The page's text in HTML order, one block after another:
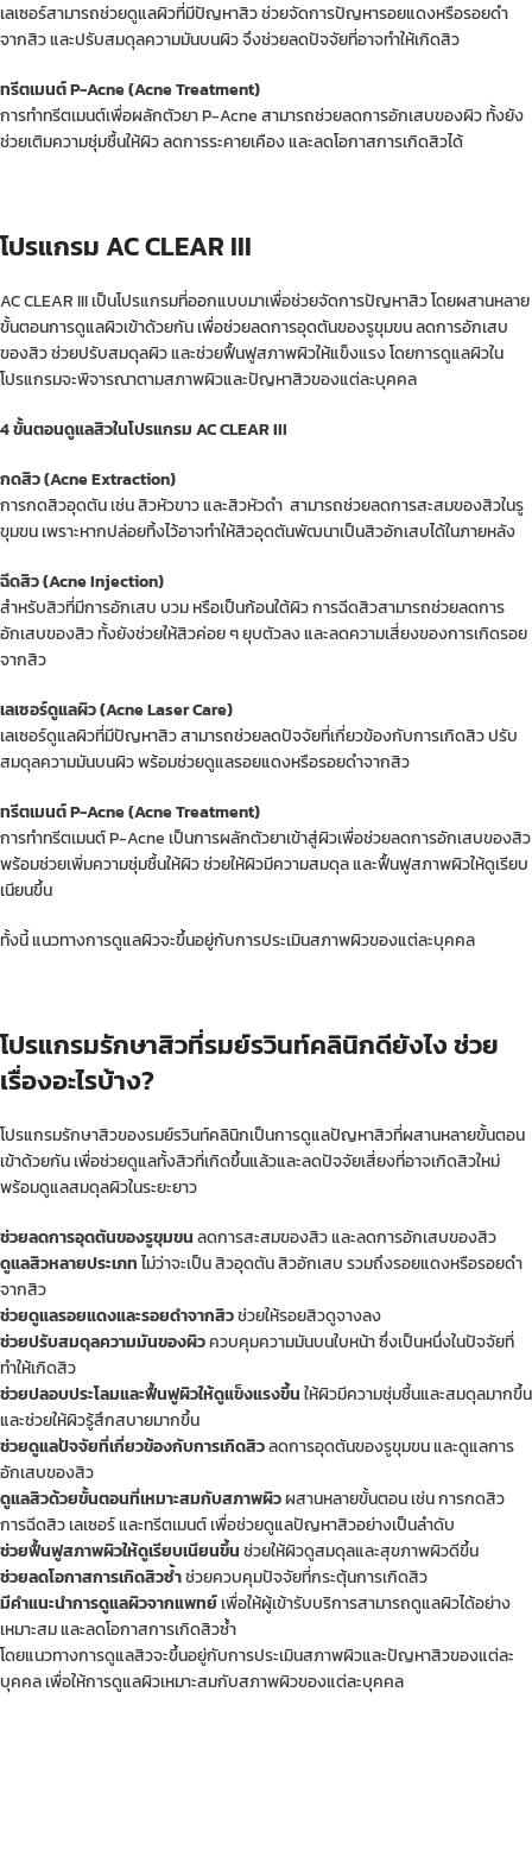
เลเซอร์สามารถช่วยดูแลผิวที่มีปัญหาสิว ช่วยจัดการปัญหารอยแดงหรือรอยดำ
จากสิว และปรับสมดุลความมันบนผิว จึงช่วยลดปัจจัยที่อาจทำให้เกิดสิว
ทรีตเมนต์ P-Acne (Acne Treatment)
การทำทรีตเมนต์เพื่อผลักตัวยา P-Acne สามารถช่วยลดการอักเสบของผิว ทั้งยัง
ช่วยเติมความชุ่มชื้นให้ผิว ลดการระคายเคือง และลดโอกาสการเกิดสิวได้
โปรแกรม AC CLEAR III
AC CLEAR III เป็นโปรแกรมที่ออกแบบมาเพื่อช่วยจัดการปัญหาสิว โดยผสานหลาย
ขั้นตอนการดูแลผิวเข้าด้วยกัน เพื่อช่วยลดการอุดตันของรูขุมขน ลดการอักเสบ
ของสิว ช่วยปรับสมดุลผิว และช่วยฟื้นฟูสภาพผิวให้แข็งแรง โดยการดูแลผิวใน
โปรแกรมจะพิจารณาตามสภาพผิวและปัญหาสิวของแต่ละบุคคล
4 ขั้นตอนดูแลสิวในโปรแกรม AC CLEAR III
กดสิว (Acne Extraction)
การกดสิวอุดตัน เช่น สิวหัวขาว และสิวหัวดำ สามารถช่วยลดการสะสมของสิวในรู
ขุมขน เพราะหากปล่อยทิ้งไว้อาจทำให้สิวอุดตันพัฒนาเป็นสิวอักเสบได้ในภายหลัง
ฉีดสิว (Acne Injection)
สำหรับสิวที่มีการอักเสบ บวม หรือเป็นก้อนใต้ผิว การฉีดสิวสามารถช่วยลดการ
อักเสบของสิว ทั้งยังช่วยให้สิวค่อย ๆ ยุบตัวลง และลดความเสี่ยงของการเกิดรอย
จากสิว
เลเซอร์ดูแลผิว (Acne Laser Care)
เลเซอร์ดูแลผิวที่มีปัญหาสิว สามารถช่วยลดปัจจัยที่เกี่ยวข้องกับการเกิดสิว ปรับ
สมดุลความมันบนผิว พร้อมช่วยดูแลรอยแดงหรือรอยดำจากสิว
ทรีตเมนต์ P-Acne (Acne Treatment)
การทำทรีตเมนต์ P-Acne เป็นการผลักตัวยาเข้าสู่ผิวเพื่อช่วยลดการอักเสบของสิว
พร้อมช่วยเพิ่มความชุ่มชื้นให้ผิว ช่วยให้ผิวมีความสมดุล และฟื้นฟูสภาพผิวให้ดูเรียบ
เนียนขึ้น
ทั้งนี้ แนวทางการดูแลผิวจะขึ้นอยู่กับการประเมินสภาพผิวของแต่ละบุคคล
โปรแกรมรักษาสิวที่รมย์รวินท์คลินิกดียังไง ช่วย
เรื่องอะไรบ้าง?
โปรแกรมรักษาสิวของรมย์รวินท์คลินิกเป็นการดูแลปัญหาสิวที่ผสานหลายขั้นตอน
เข้าด้วยกัน เพื่อช่วยดูแลทั้งสิวที่เกิดขึ้นแล้วและลดปัจจัยเสี่ยงที่อาจเกิดสิวใหม่
พร้อมดูแลสมดุลผิวในระยะยาว
ช่วยลดการอุดตันของรูขุมขนลดการสะสมของสิว และลดการอักเสบของสิว
ดูแลสิวหลายประเภทไม่ว่าจะเป็น สิวอุดตัน สิวอักเสบ รวมถึงรอยแดงหรือรอยดำ
จากสิว
ช่วยดูแลรอยแดงและรอยดำจากสิวช่วยให้รอยสิวดูจางลง
ช่วยปรับสมดุลความมันของผิวควบคุมความมันบนใบหน้า ซึ่งเป็นหนึ่งในปัจจัยที่
ทำให้เกิดสิว
ช่วยปลอบประโลมและฟื้นฟูผิวให้ดูแข็งแรงขึ้นให้ผิวมีความชุ่มชื้นและสมดุลมากขึ้น
และช่วยให้ผิวรู้สึกสบายมากขึ้น
ช่วยดูแลปัจจัยที่เกี่ยวข้องกับการเกิดสิวลดการอุดตันของรูขุมขน และดูแลการ
อักเสบของสิว
ดูแลสิวด้วยขั้นตอนที่เหมาะสมกับสภาพผิวผสานหลายขั้นตอน เช่น การกดสิว
การฉีดสิว เลเซอร์ และทรีตเมนต์ เพื่อช่วยดูแลปัญหาสิวอย่างเป็นลำดับ
ช่วยฟื้นฟูสภาพผิวให้ดูเรียบเนียนขึ้นช่วยให้ผิวดูสมดุลและสุขภาพผิวดีขึ้น
ช่วยลดโอกาสการเกิดสิวซ้ำช่วยควบคุมปัจจัยที่กระตุ้นการเกิดสิว
มีคำแนะนำการดูแลผิวจากแพทย์เพื่อให้ผู้เข้ารับบริการสามารถดูแลผิวได้อย่าง
เหมาะสม และลดโอกาสการเกิดสิวซ้ำ
โดยแนวทางการดูแลสิวจะขึ้นอยู่กับการประเมินสภาพผิวและปัญหาสิวของแต่ละ
บุคคล เพื่อให้การดูแลผิวเหมาะสมกับสภาพผิวของแต่ละบุคคล